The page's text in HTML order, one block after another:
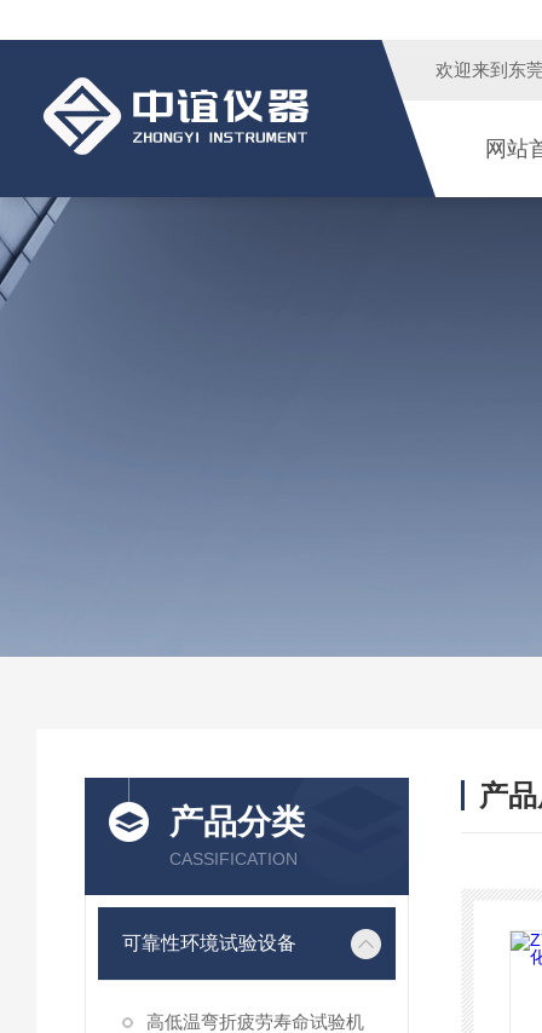
欢迎来到 东
网站
产品分类
CASSIFICATION
可靠性环境试验设备
高低温弯折疲劳寿命试验机
产